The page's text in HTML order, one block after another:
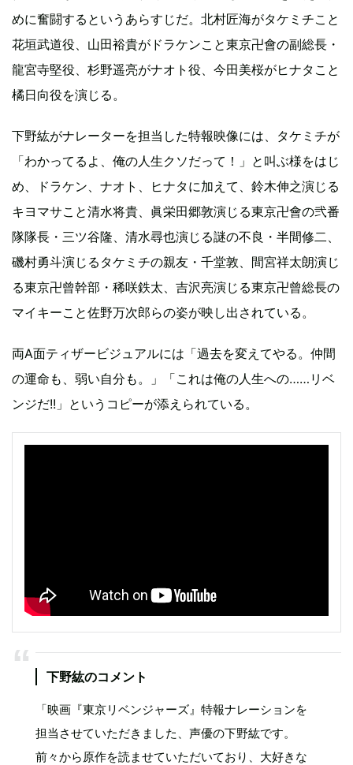
めに奮闘するというあらすじだ。北村匠海がタケミチこと
花垣武道役、山田裕貴がドラケンこと東京卍會の副総長・
龍宮寺堅役、杉野遥亮がナオト役、今田美桜がヒナタこと
橘日向役を演じる。
下野紘がナレーターを担当した特報映像には、タケミチが
「わかってるよ、俺の人生クソだって！」と叫ぶ様をはじ
め、ドラケン、ナオト、ヒナタに加えて、鈴木伸之演じる
キヨマサこと清水将貴、眞栄田郷敦演じる東京卍會の弐番
隊隊長・三ツ谷隆、清水尋也演じる謎の不良・半間修二、
磯村勇斗演じるタケミチの親友・千堂敦、間宮祥太朗演じ
る東京卍曾幹部・稀咲鉄太、吉沢亮演じる東京卍曾総長の
マイキーこと佐野万次郎らの姿が映し出されている。
両A面ティザービジュアルには「過去を変えてやる。仲間
の運命も、弱い自分も。」「これは俺の人生への……リベ
ンジだ!!」というコピーが添えられている。
下野紘のコメント
「映画『東京リベンジャーズ』特報ナレーションを
担当させていただきました、声優の下野紘です。
前々から原作を読ませていただいており、大好きな